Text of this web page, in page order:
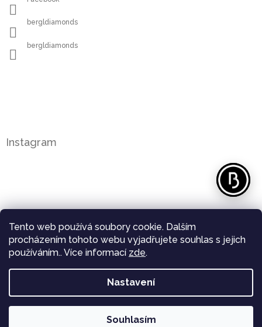
Tento web používá soubory cookie. Dalším
procházením tohoto webu vyjadřujete souhlas s jejich
používáním.. Více informací zde.
Nastavení
Souhlasím
bergldiamonds
bergldiamonds
Instagram
Sledovat na Instagramu
Copyright 2026Bergl Diamonds